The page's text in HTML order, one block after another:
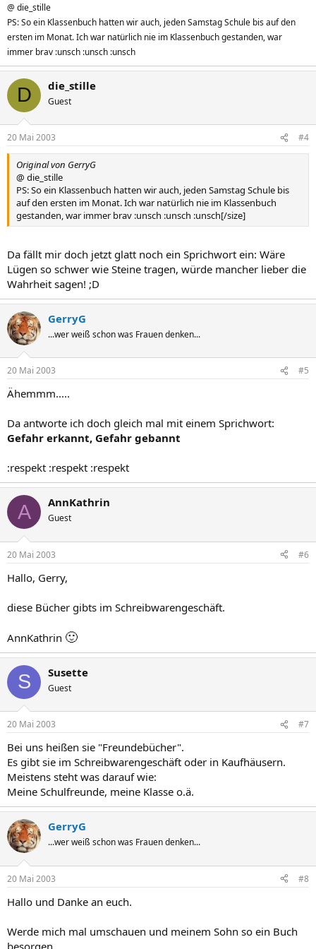
@ die_stille
PS: So ein Klassenbuch hatten wir auch, jeden Samstag Schule bis auf den
ersten im Monat. Ich war natürlich nie im Klassenbuch gestanden, war
immer brav :unsch :unsch :unsch
D die_stille
Guest
20 Mai 2003 #4
Original von GerryG
@ die_stille
PS: So ein Klassenbuch hatten wir auch, jeden Samstag Schule bis
auf den ersten im Monat. Ich war natürlich nie im Klassenbuch
gestanden, war immer brav :unsch :unsch :unsch[/size]
Da fällt mir doch jetzt glatt noch ein Sprichwort ein: Wäre
Lügen so schwer wie Steine tragen, würde mancher lieber die
Wahrheit sagen! ;D
GerryG
...wer weiß schon was Frauen denken...
20 Mai 2003 #5
Ähemmm.....
Da antworte ich doch gleich mal mit einem Sprichwort:
Gefahr erkannt, Gefahr gebannt
:respekt :respekt :respekt
A AnnKathrin
Guest
20 Mai 2003 #6
Hallo, Gerry,
diese Bücher gibts im Schreibwarengeschäft.
AnnKathrin 🙂
S Susette
Guest
20 Mai 2003 #7
Bei uns heißen sie "Freundebücher".
Es gibt sie im Schreibwarengeschäft oder in Kaufhäusern.
Meistens steht was darauf wie:
Meine Schulfreunde, meine Klasse o.ä.
GerryG
...wer weiß schon was Frauen denken...
20 Mai 2003 #8
Hallo und Danke an euch.
Werde mich mal umschauen und meinem Sohn so ein Buch
besorgen.